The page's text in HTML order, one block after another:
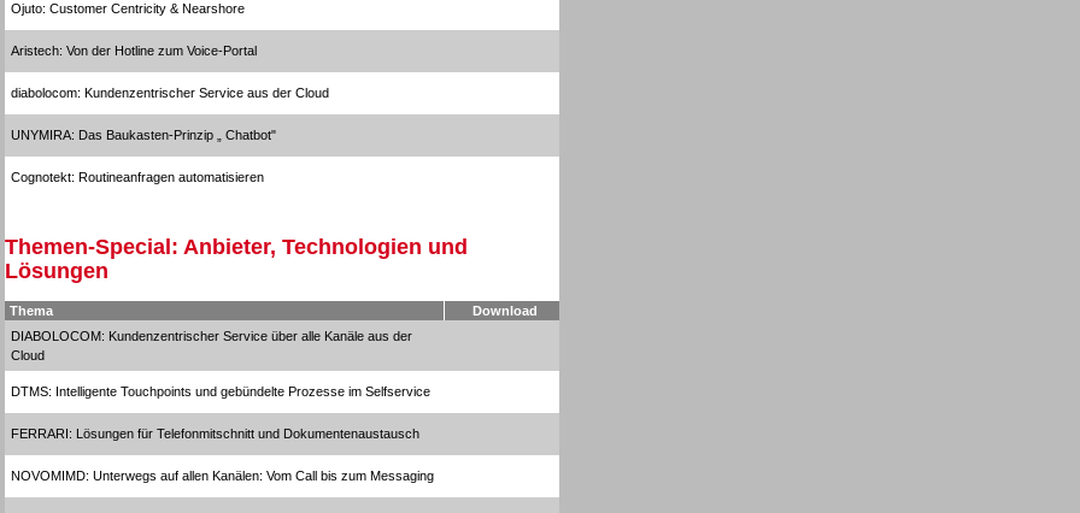
Ojuto: Customer Centricity & Nearshore
Aristech: Von der Hotline zum Voice-Portal
diabolocom: Kundenzentrischer Service aus der Cloud
UNYMIRA: Das Baukasten-Prinzip „ Chatbot"
Cognotekt: Routineanfragen automatisieren
Themen-Special: Anbieter, Technologien und
Lösungen
Thema
Download
DIABOLOCOM: Kundenzentrischer Service über alle Kanäle aus der
Cloud
DTMS: Intelligente Touchpoints und gebündelte Prozesse im Selfservice
FERRARI: Lösungen für Telefonmitschnitt und Dokumentenaustausch
NOVOMIMD: Unterwegs auf allen Kanälen: Vom Call bis zum Messaging